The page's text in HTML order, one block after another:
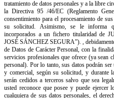
tratamiento de datos personales y a la libre
la Directiva 95 /46/EC (Reglamento
consentimiento para el procesamiento de
su solicitud. Asimismo, se le informa
incorporados a un fichero titularidad de
JOSÉ SÁNCHEZ SEGURA”). ,
de Datos de Carácter Personal, con la
servicios profesionales que ofrece (ya sean
personal). Por lo tanto, sus datos podrán
y comercial, según su solicitud, y durante
serán cedidos a terceros salvo que sea
usted reconoce que posee y puede ejercer
cualquiera de sus datos personales, el